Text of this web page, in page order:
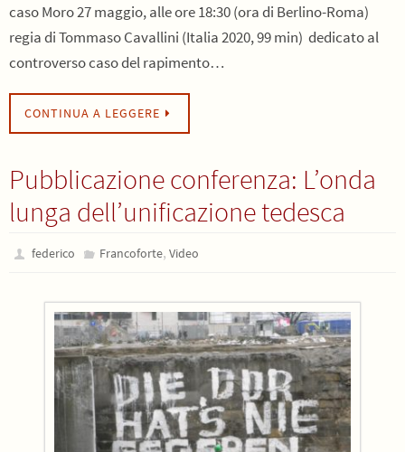
caso Moro 27 maggio, alle ore 18:30 (ora di Berlino-Roma)
regia di Tommaso Cavallini (Italia 2020, 99 min) dedicato al
controverso caso del rapimento…
CONTINUA A LEGGERE
Pubblicazione conferenza: L’onda
lunga dell’unificazione tedesca
federico Francoforte, Video